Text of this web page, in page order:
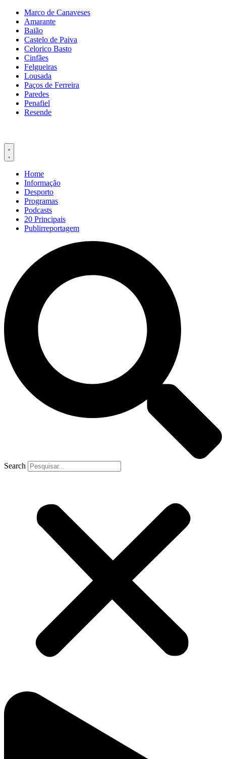
Pular
para
conteúdo
Marco de Canaveses
Amarante
Baião
Castelo de Paiva
Celorico Basto
Cinfães
Felgueiras
Lousada
Paços de Ferreira
Paredes
Penafiel
Resende
Home
Informação
Desporto
Programas
Podcasts
20 Principais
Publirreportagem
Search